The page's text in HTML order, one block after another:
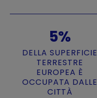
5%
DELLA SUPERFICIE
TERRESTRE
EUROPEA È
OCCUPATA DALLE
CITTÀ